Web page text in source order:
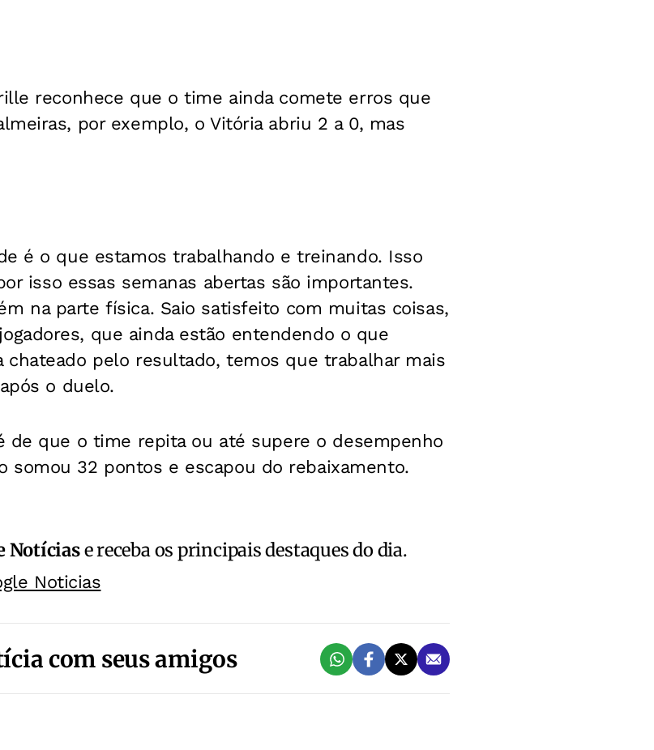
reconhece que o time ainda comete erros que
por exemplo, o Vitória abriu 2 a 0, mas
é o que estamos trabalhando e treinando. Isso
isso essas semanas abertas são importantes.
na parte física. Saio satisfeito com muitas coisas,
que ainda estão entendendo o que
chateado pelo resultado, temos que trabalhar mais
o duelo.
de que o time repita ou até supere o desempenho
somou 32 pontos e escapou do rebaixamento.
Notíciase receba os principais destaques do dia.
Noticias
com seus amigos